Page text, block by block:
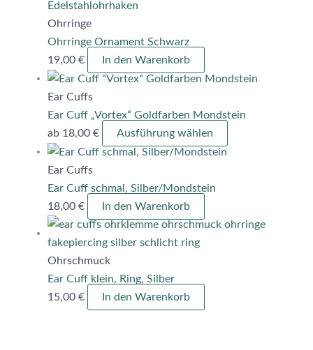
Ohrringe
Ohrringe Ornament Schwarz
19,00 € In den Warenkorb
Ear Cuffs
Ear Cuff „Vortex“ Goldfarben Mondstein
ab 18,00 € Ausführung wählen
Ear Cuffs
Ear Cuff schmal, Silber/Mondstein
18,00 € In den Warenkorb
Ohrschmuck
Ear Cuff klein, Ring, Silber
15,00 € In den Warenkorb